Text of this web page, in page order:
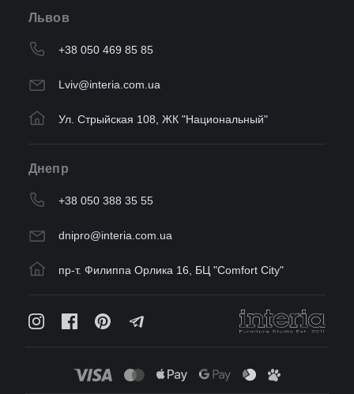
Львов
+38 050 469 85 85
Lviv@interia.com.ua
Ул. Стрыйская 108, ЖК "Национальный"
Днепр
+38 050 388 35 55
dnipro@interia.com.ua
пр-т. Филиппа Орлика 16, БЦ "Comfort City"